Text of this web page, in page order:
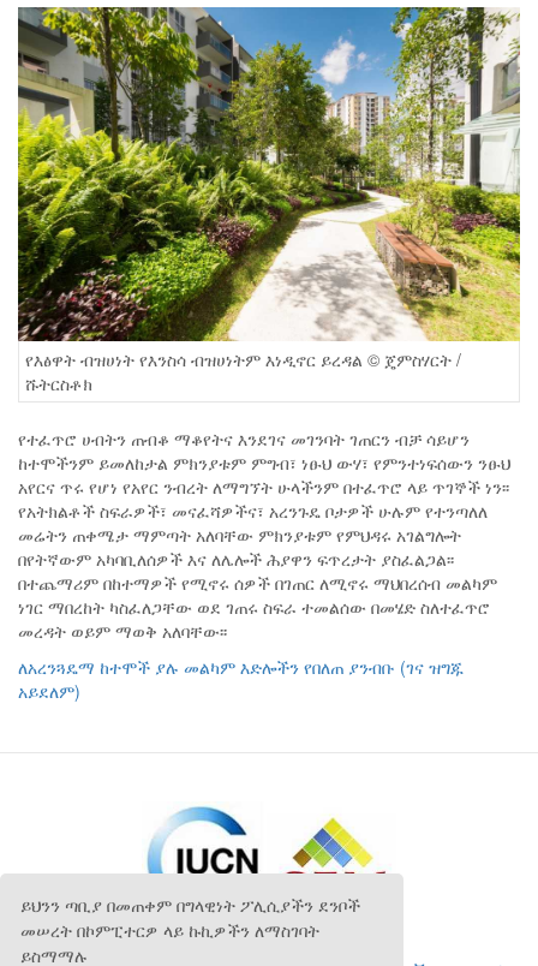
ይህንን ጣቢያ በመጠቀም በግላዊነት ፖሊሲያችን ደንቦች
መሠረት በኮምፒተርዎ ላይ ኩኪዎችን ለማስገባት
ይስማማሉ
የእፅዋት ብዝሀነት የእንስሳ ብዝሀነትም እነዲኖር ይረዳል © ጄምስሃርት /
ሹትርስቶክ
የተፈጥሮ ሀብትን ጠብቆ ማቆየትና እንደገና መገንባት ገጠርን ብቻ ሳይሆን
ከተሞችንም ይመለከታል ምክንያቱም ምግብ፣ ነፁህ ውሃ፣ የምንተነፍሰውን ንፁህ
አየርና ጥሩ የሆነ የአየር ንብረት ለማግኘት ሁላችንም በተፈጥሮ ላይ ጥገኞች ነን፡፡
የአትክልቶች ስፍራዎች፣ መናፈሻዎችና፣ አረንጉዴ ቦታዎች ሁሉም የተንጣለለ
መሬትን ጠቀሜታ ማምጣት አለባቸው ምክንያቱም የምህዳሩ አገልግሎት
በየትኛውም አካባቢለሰዎች እና ለሌሎች ሕያዋን ፍጥረታት ያስፈልጋል፡፡
በተጨማሪም በከተማዎች የሚኖሩ ሰዎች በገጠር ለሚኖሩ ማህበረሰብ መልካም
ነገር ማበረከት ካስፈለጋቸው ወደ ገጠሩ ስፍራ ተመልሰው በመሄድ ስለተፈጥሮ
መረዳት ወይም ማወቅ አለባቸው፡፡
ለአረንጓዴማ ከተሞች ያሉ መልካም እድሎችን የበለጠ ያንብቡ (ገና ዝግጁ
አይደለም)